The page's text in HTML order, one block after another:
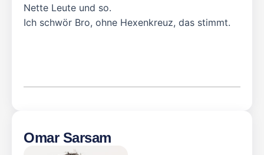
Nette Leute und so.
Ich schwör Bro, ohne Hexenkreuz, das stimmt.
Omar Sarsam